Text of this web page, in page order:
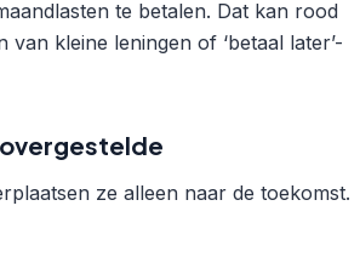
te betalen. Dat kan rood
kleine leningen of ‘betaal later’-
ze alleen naar de toekomst.